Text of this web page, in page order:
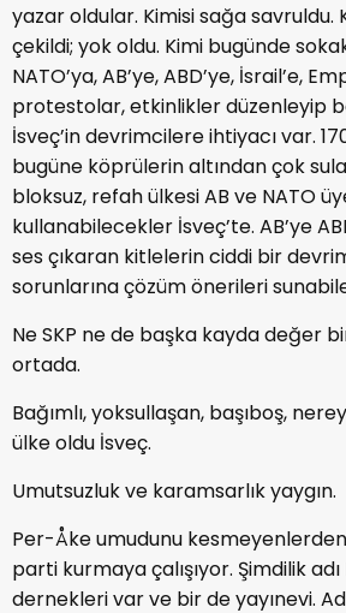
yazar oldular. Kimisi sağa savruldu.
çekildi; yok oldu. Kimi bugünde
NATO’ya, AB’ye, ABD’ye, İsrail’e,
protestolar, etkinlikler düzenleyip
İsveç’in devrimcilere ihtiyacı var.
bugüne köprülerin altından çok
bloksuz, refah ülkesi AB ve NATO
kullanabilecekler İsveç’te. AB’ye
ses çıkaran kitlelerin ciddi bir
sorunlarına çözüm önerileri
Ne SKP ne de başka kayda değer
ortada.
Bağımlı, yoksullaşan, başıboş,
ülke oldu İsveç.
Umutsuzluk ve karamsarlık yaygın.
Per-Åke umudunu
parti kurmaya çalışıyor. Şimdilik
dernekleri var ve bir de yayınevi.